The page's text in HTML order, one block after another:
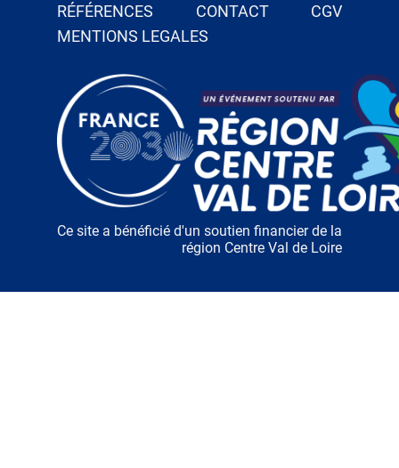
RÉFÉRENCES
CONTACT
CGV
MENTIONS LEGALES
Ce site a bénéficié d'un soutien financier de la
région Centre Val de Loire